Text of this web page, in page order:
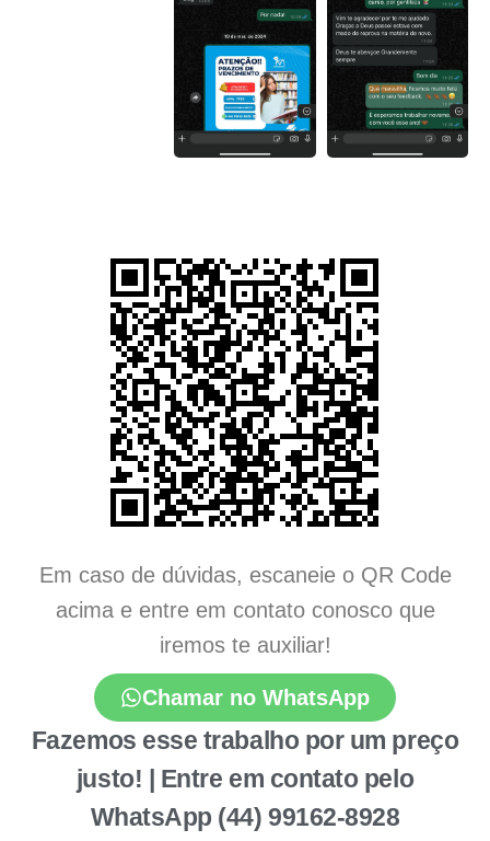
Em caso de dúvidas, escaneie o QR Code
acima e entre em contato conosco que
iremos te auxiliar!
Chamar no WhatsApp
Fazemos esse trabalho por um preço
justo! | Entre em contato pelo
WhatsApp (44) 99162-8928